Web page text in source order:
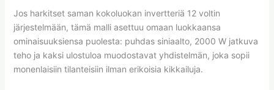
Jos harkitset saman kokoluokan invertteriä 12 voltin
järjestelmään, tämä malli asettuu omaan luokkaansa
ominaisuuksiensa puolesta: puhdas siniaalto, 2000 W jatkuva
teho ja kaksi ulostuloa muodostavat yhdistelmän, joka sopii
monenlaisiin tilanteisiin ilman erikoisia kikkailuja.